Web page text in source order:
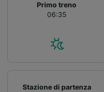
Primo treno
06:35
Stazione di partenza